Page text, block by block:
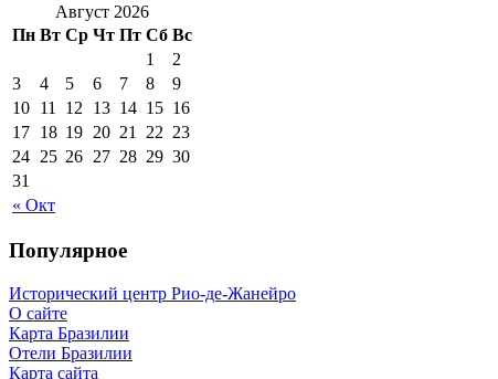
Август 2026
Пн Вт Ср Чт Пт Сб Вс
« Окт
1
2
3
4 5 6 7 8
9
10 11 12 13 14 15 16
17 18 19 20 21 22 23
24 25 26 27 28 29 30
31
Популярное
Исторический центр Рио-де-Жанейро
О сайте
Карта Бразилии
Отели Бразилии
Карта сайта